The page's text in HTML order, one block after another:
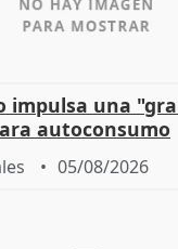
impulsa una
autoconsumo
05/08/2026